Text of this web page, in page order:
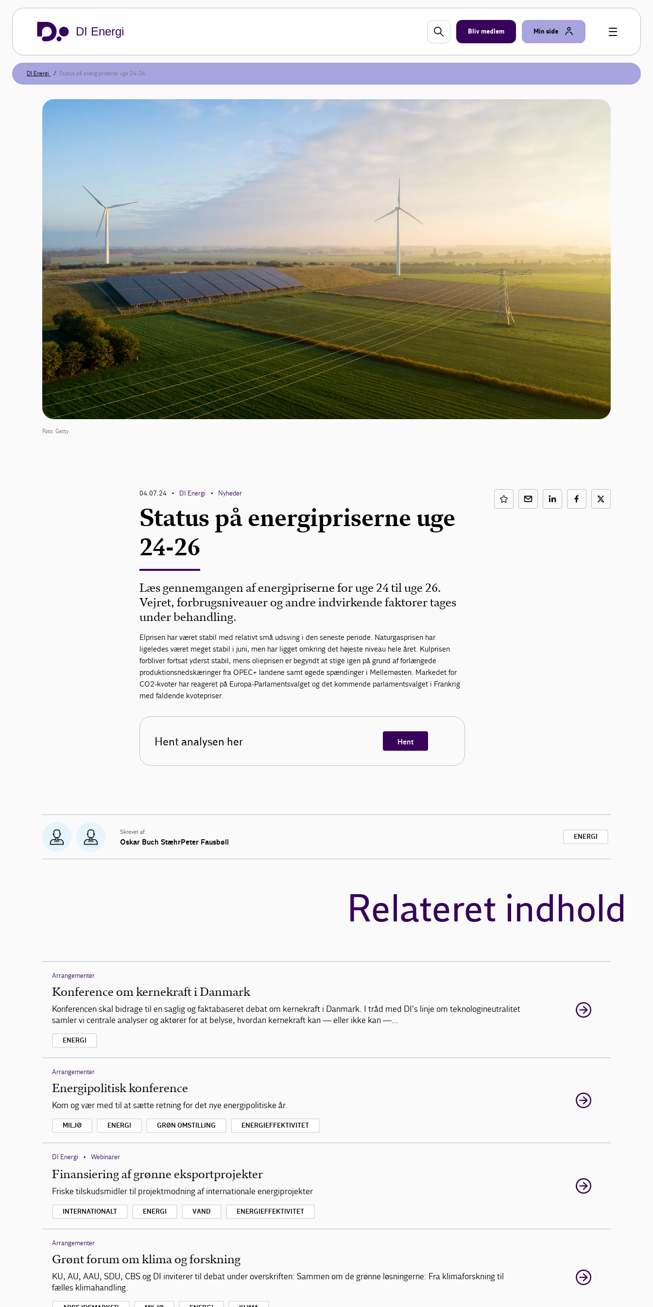
DI Energi Bliv medlem Min side
DI Energi Status på energipriserne uge 24-26
Foto: Getty
04.07.24 • DI Energi • Nyheder
Status på energipriserne uge
24-26
Læs gennemgangen af energipriserne for uge 24 til uge 26.
Vejret, forbrugsniveauer og andre indvirkende faktorer tages
under behandling.
Elprisen har været stabil med relativt små udsving i den seneste periode. Naturgasprisen har
ligeledes været meget stabil i juni, men har ligget omkring det højeste niveau hele året. Kulprisen
forbliver fortsat yderst stabil, mens olieprisen er begyndt at stige igen på grund af forlængede
produktionsnedskæringer fra OPEC+ landene samt øgede spændinger i Mellemøsten. Markedet for
CO2-kvoter har reageret på Europa-Parlamentsvalget og det kommende parlamentsvalget i Frankrig
med faldende kvotepriser.
Hent analysen her Hent
Skrevet af:
Oskar Buch StæhrPeter Fausbøll
ENERGI
Relateret indhold
Arrangementer
Konference om kernekraft i Danmark
Konferencen skal bidrage til en saglig og faktabaseret debat om kernekraft i Danmark. I tråd med DI's linje om teknologineutralitet
samler vi centrale analyser og aktører for at belyse, hvordan kernekraft kan — eller ikke kan —…
ENERGI
Arrangementer
Energipolitisk konference
Kom og vær med til at sætte retning for det nye energipolitiske år.
MILJØ ENERGI GRØN OMSTILLING ENERGIEFFEKTIVITET
DI Energi • Webinarer
Finansiering af grønne eksportprojekter
Friske tilskudsmidler til projektmodning af internationale energiprojekter
INTERNATIONALT ENERGI VAND ENERGIEFFEKTIVITET
Arrangementer
Grønt forum om klima og forskning
KU, AU, AAU, SDU, CBS og DI inviterer til debat under overskriften: Sammen om de grønne løsningerne: Fra klimaforskning til
fælles klimahandling.